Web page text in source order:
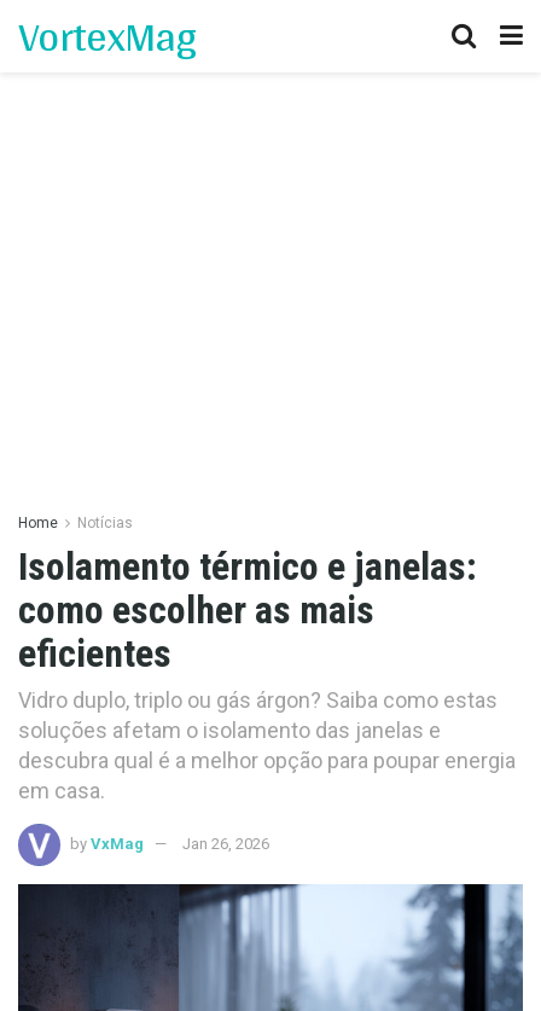
VortexMag
Home Notícias
Isolamento térmico e janelas:
como escolher as mais
eficientes
Vidro duplo, triplo ou gás árgon? Saiba como estas
soluções afetam o isolamento das janelas e
descubra qual é a melhor opção para poupar energia
em casa.
by VxMag Jan 26, 2026